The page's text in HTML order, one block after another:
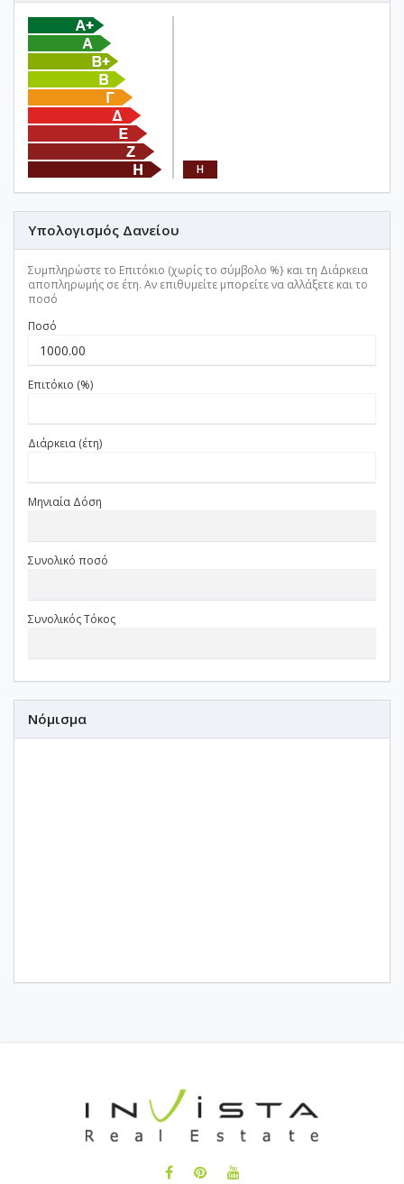
Η
Υπολογισμός Δανείου
Συμπληρώστε το Επιτόκιο (χωρίς το σύμβολο %} και τη Διάρκεια
αποπληρωμής σε έτη. Αν επιθυμείτε μπορείτε να αλλάξετε και το
ποσό
Ποσό
Επιτόκιο (%)
Διάρκεια (έτη)
Μηνιαία Δόση
Συνολικό ποσό
Συνολικός Τόκος
Νόμισμα